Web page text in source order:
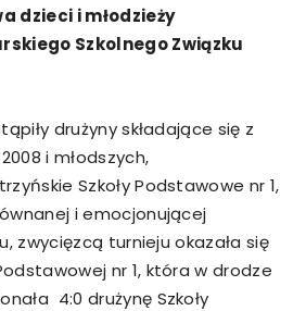
dzieci i młodzieży
Szkolnego Związku
drużyny składające się z
i młodszych,
Szkoły Podstawowe nr 1,
i emocjonującej
zwycięzcą turnieju okazała się
nr 1, która w drodze
4:0 drużynę Szkoły